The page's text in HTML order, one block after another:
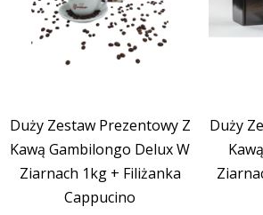
Duży Zestaw Prezentowy Z
Kawą Gambilongo Delux W
Ziarnach 1kg + Filiżanka
Cappucino
Duży